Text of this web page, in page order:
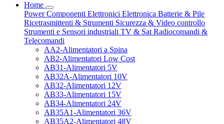
Home
PowerComponenti Elettronici Elettronica Batterie & Pile
Ricetrasmittenti & Strumenti Sicurezza & Video controllo
Strumenti e Sensori industriali TV & Sat Radiocomandi &
Telecomandi
AA2-Alimentatori a Spina
AB2-Alimentatori Low Cost
AB31-Alimentatori 5V
AB32A-Alimentatori 10V
AB32-Alimentatori 12V
AB33-Alimentatori 15V
AB34-Alimentatori 24V
AB35A1-Alimentatori 36V
AB35A2-Alimentatori 48V